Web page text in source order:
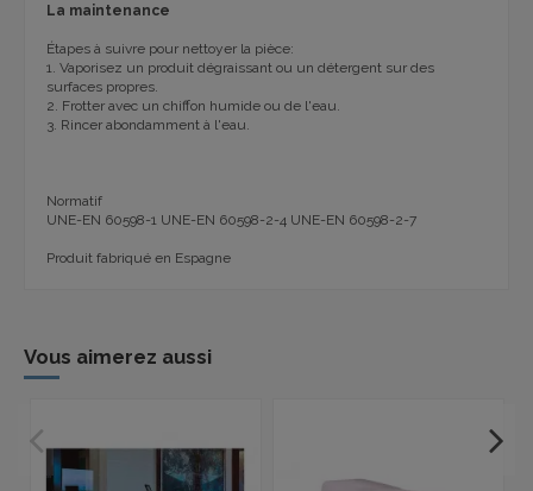
La maintenance
Étapes à suivre pour nettoyer la pièce:
1. Vaporisez un produit dégraissant ou un détergent sur des
surfaces propres.
2. Frotter avec un chiffon humide ou de l'eau.
3. Rincer abondamment à l'eau.
Normatif
UNE-EN 60598-1 UNE-EN 60598-2-4 UNE-EN 60598-2-7
Produit fabriqué en Espagne
Vous aimerez aussi